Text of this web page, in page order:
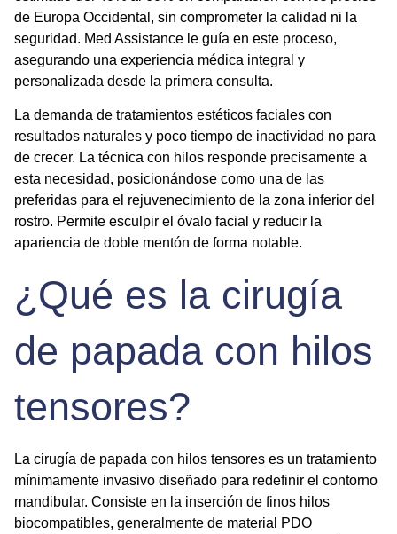
de Europa Occidental, sin comprometer la calidad ni la
seguridad. Med Assistance le guía en este proceso,
asegurando una experiencia médica integral y
personalizada desde la primera consulta.
La demanda de tratamientos estéticos faciales con
resultados naturales y poco tiempo de inactividad no para
de crecer. La técnica con hilos responde precisamente a
esta necesidad, posicionándose como una de las
preferidas para el rejuvenecimiento de la zona inferior del
rostro. Permite esculpir el óvalo facial y reducir la
apariencia de doble mentón de forma notable.
¿Qué es la cirugía
de papada con hilos
tensores?
La cirugía de papada con hilos tensores es un tratamiento
mínimamente invasivo diseñado para redefinir el contorno
mandibular. Consiste en la inserción de finos hilos
biocompatibles, generalmente de material PDO